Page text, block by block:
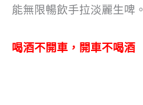
能無限暢飲手拉淡麗生啤。
喝酒不開車，開車不喝酒